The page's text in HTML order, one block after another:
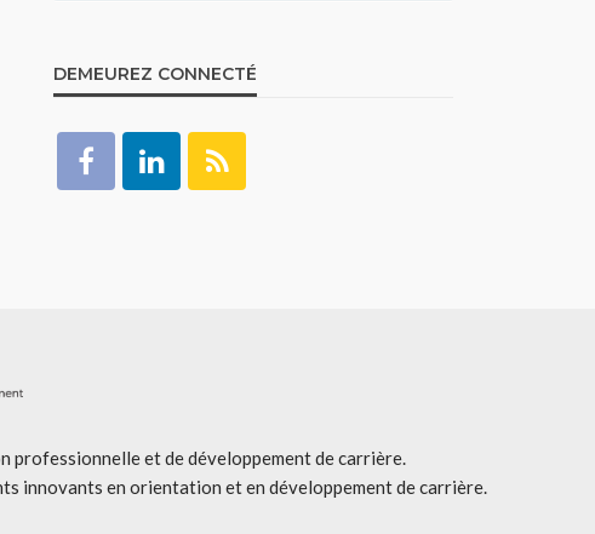
DEMEUREZ CONNECTÉ
professionnelle et de développement de carrière.
innovants en orientation et en développement de carrière.